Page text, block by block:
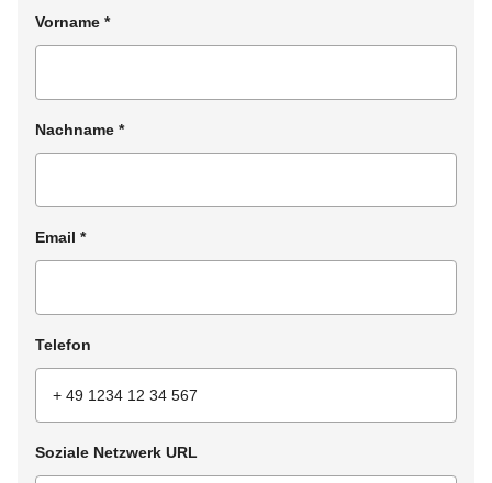
Vorname *
Nachname *
Email *
Telefon
Soziale Netzwerk URL